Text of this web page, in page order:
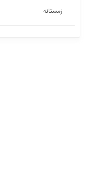
زمستانه